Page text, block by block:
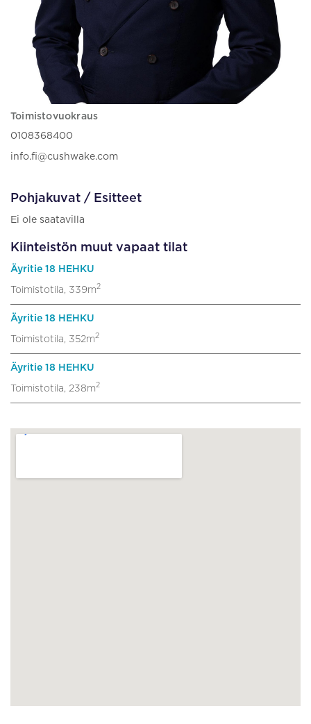
Toimistovuokraus
0108368400
info.fi@cushwake.com
Pohjakuvat / Esitteet
Ei ole saatavilla
Kiinteistön muut vapaat tilat
Äyritie 18 HEHKU
Toimistotila, 339m2
Äyritie 18 HEHKU
Toimistotila, 352m2
Äyritie 18 HEHKU
Toimistotila, 238m2